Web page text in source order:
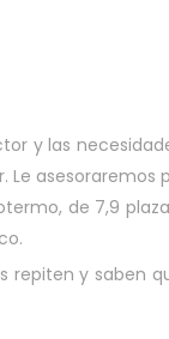
y las
de 7,9
y saben